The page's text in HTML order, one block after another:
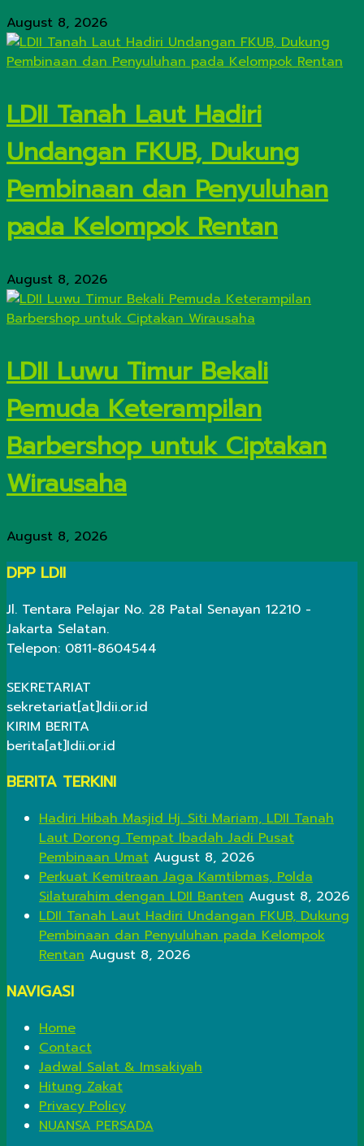
August 8, 2026
LDII Tanah Laut Hadiri
Undangan FKUB, Dukung
Pembinaan dan Penyuluhan
pada Kelompok Rentan
August 8, 2026
LDII Luwu Timur Bekali
Pemuda Keterampilan
Barbershop untuk Ciptakan
Wirausaha
August 8, 2026
DPP LDII
Jl. Tentara Pelajar No. 28 Patal Senayan 12210 -
Jakarta Selatan.
Telepon: 0811-8604544
SEKRETARIAT
sekretariat[at]ldii.or.id
KIRIM BERITA
berita[at]ldii.or.id
BERITA TERKINI
Hadiri Hibah Masjid Hj. Siti Mariam, LDII Tanah
Laut Dorong Tempat Ibadah Jadi Pusat
Pembinaan Umat August 8, 2026
Perkuat Kemitraan Jaga Kamtibmas, Polda
Silaturahim dengan LDII Banten August 8, 2026
LDII Tanah Laut Hadiri Undangan FKUB, Dukung
Pembinaan dan Penyuluhan pada Kelompok
Rentan August 8, 2026
NAVIGASI
Home
Contact
Jadwal Salat & Imsakiyah
Hitung Zakat
Privacy Policy
NUANSA PERSADA